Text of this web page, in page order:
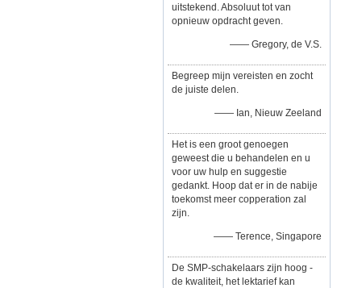
uitstekend. Absoluut tot van
opnieuw opdracht geven.
—— Gregory, de V.S.
Begreep mijn vereisten en zocht
de juiste delen.
—— Ian, Nieuw Zeeland
Het is een groot genoegen
geweest die u behandelen en u
voor uw hulp en suggestie
gedankt. Hoop dat er in de nabije
toekomst meer copperation zal
zijn.
—— Terence, Singapore
De SMP-schakelaars zijn hoog -
de kwaliteit, het lektarief kan